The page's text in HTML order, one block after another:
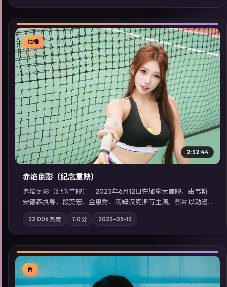
同类型高分佳作，畅享高清在线追剧体验。
▶
独播
2:32:44
赤焰倒影（纪念重映）
赤焰倒影（纪念重映）于2023年6月12日在加拿大首映，由韦斯·
安德森执导，段奕宏、金惠秀、汤姆·汉克斯等主演。影片以动漫
为叙事主轴，科技与人性的边界在实验事故后逐渐模糊；摄影与
配乐强化地域气质；站内亦可通过「国产免费观看高清电视剧在
线看」延展检索同类型高分佳作，畅享高清在线追剧体验。
22,006 热度 7.0 分 2023-05-13
台